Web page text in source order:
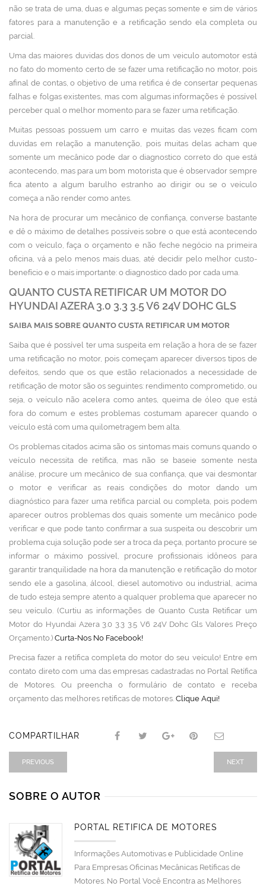
não se trata de uma, duas e algumas peças somente e sim de vários
fatores para a manutenção e a retificação sendo ela completa ou
parcial.
Uma das maiores duvidas dos donos de um veiculo automotor está
no fato do momento certo de se fazer uma retificação no motor, pois
afinal de contas, o objetivo de uma retifica é de consertar pequenas
falhas e folgas existentes, mas com algumas informações é possível
perceber qual o melhor momento para se fazer uma retificação.
Muitas pessoas possuem um carro e muitas das vezes ficam com
duvidas em relação a manutenção, pois muitas delas acham que
somente um mecânico pode dar o diagnostico correto do que está
acontecendo, mas para um bom motorista que é observador sempre
fica atento a algum barulho estranho ao dirigir ou se o veículo
começa a não render como antes.
Na hora de procurar um mecânico de confiança, converse bastante
e dê o máximo de detalhes possíveis sobre o que está acontecendo
com o veículo, faça o orçamento e não feche negócio na primeira
oficina, vá a pelo menos mais duas, até decidir pelo melhor custo-
benefício e o mais importante: o diagnostico dado por cada uma.
QUANTO CUSTA RETIFICAR UM MOTOR DO
HYUNDAI AZERA 3.0 3.3 3.5 V6 24V DOHC GLS
SAIBA MAIS SOBRE QUANTO CUSTA RETIFICAR UM MOTOR
Saiba que é possível ter uma suspeita em relação a hora de se fazer
uma retificação no motor, pois começam aparecer diversos tipos de
defeitos, sendo que os que estão relacionados a necessidade de
retificação de motor são os seguintes: rendimento comprometido, ou
seja, o veículo não acelera como antes, queima de óleo que está
fora do comum e estes problemas costumam aparecer quando o
veículo está com uma quilometragem bem alta.
Os problemas citados acima são os sintomas mais comuns quando o
veículo necessita de retífica, mas não se baseie somente nesta
análise, procure um mecânico de sua confiança, que vai desmontar
o motor e verificar as reais condições do motor dando um
diagnóstico para fazer uma retífica parcial ou completa, pois podem
aparecer outros problemas dos quais somente um mecânico pode
verificar e que pode tanto confirmar a sua suspeita ou descobrir um
problema cuja solução pode ser a troca da peça, portanto procure se
informar o máximo possível, procure profissionais idôneos para
garantir tranquilidade na hora da manutenção e retificação do motor
sendo ele a gasolina, álcool, diesel automotivo ou industrial, acima
de tudo esteja sempre atento a qualquer problema que aparecer no
seu veículo. (Curtiu as informações de Quanto Custa Retificar um
Motor do Hyundai Azera 3.0 3.3 3.5 V6 24V Dohc Gls Valores Preço
Orçamento.) Curta-Nos No Facebook!
Precisa fazer a retífica completa do motor do seu veículo! Entre em
contato direto com uma das empresas cadastradas no Portal Retífica
de Motores. Ou preencha o formulário de contato e receba
orçamento das melhores retíficas de motores. Clique Aqui!
COMPARTILHAR
PREVIOUS NEXT
SOBRE O AUTOR
PORTAL RETÍFICA DE MOTORES
Informações Automotivas e Publicidade Online
Para Empresas Oficinas Mecânicas Retíficas de
Motores. No Portal Você Encontra as Melhores